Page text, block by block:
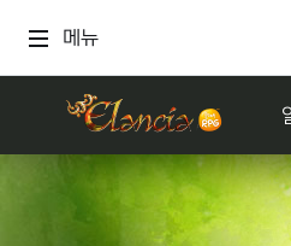
메뉴